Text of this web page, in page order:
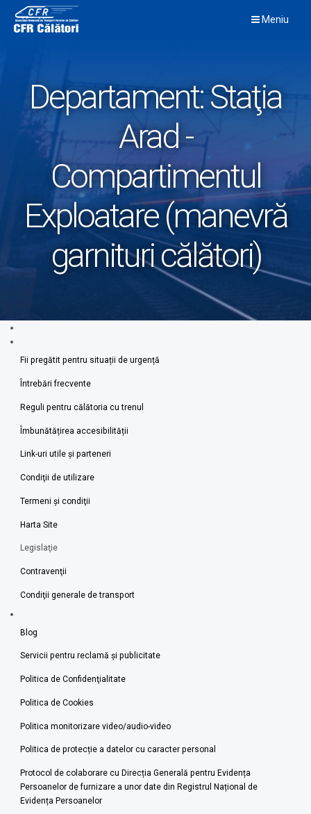
content
Meniu
Departament:Staţia
Arad -
Compartimentul
Exploatare (manevră
garnituri călători)
Fii pregătit pentru situații de urgență
Întrebări frecvente
Reguli pentru călătoria cu trenul
Îmbunătățirea accesibilității
Link-uri utile şi parteneri
Condiţii de utilizare
Termeni şi condiţii
Harta Site
Legislaţie
Contravenţii
Condiţii generale de transport
Blog
Servicii pentru reclamă și publicitate
Politica de Confidenţialitate
Politica de Cookies
Politica monitorizare video/audio-video
Politica de protecție a datelor cu caracter personal
Protocol de colaborare cu Direcția Generală pentru Evidența
Persoanelor de furnizare a unor date din Registrul Național de
Evidența Persoanelor